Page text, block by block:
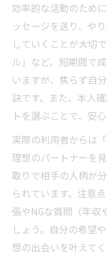
効率的な活動のため
ッセージを送り、や
していくことが大切
ル」など、短期間で
いますが、焦らず自
訣です。また、本人
トを選ぶことで、安
実際の利用者からは
理想のパートナーを
取りで相手の人柄が
られています。注意
張やNGな質問（年収
しょう。自分の希望
想の出会いを叶えてく